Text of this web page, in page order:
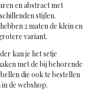
en abstract met
stijlen.
2 maten de klein en
variant.
kan je het setje
met de bij behorende
die ook te bestellen
de webshop.